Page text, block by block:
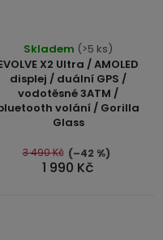
X2 Ultra / AMOLED
displej / duální GPS /
vodotěsné 3ATM /
volání / Gorilla
Glass
hodnocení
produktu
je
5,0
5
hvězdiček.
Skladem (>5 ks)
1 990 Kč
3 490 Kč (–42 %)